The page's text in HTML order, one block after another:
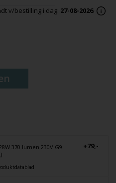
v/bestilling i dag: 27-08-2026.
370 lumen 230V G9
+79,-